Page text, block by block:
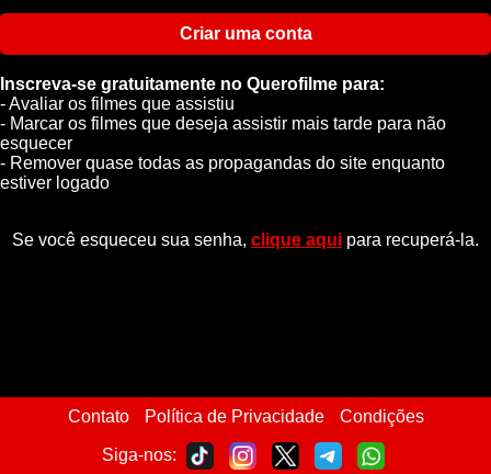
Criar uma conta
Inscreva-se gratuitamente no Querofilme para:
- Avaliar os filmes que assistiu
- Marcar os filmes que deseja assistir mais tarde para não
esquecer
- Remover quase todas as propagandas do site enquanto
estiver logado
Se você esqueceu sua senha, clique aqui para recuperá-la.
Contato Política de Privacidade Condições
Siga-nos: